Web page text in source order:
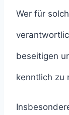
Wer für
beseitigen
kenntlich zu